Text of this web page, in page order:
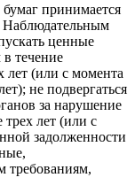
принимается
Наблюдательным
ценные
течение
лет (или с момента
не подвергаться
за нарушение
трех лет (или с
задолженности
требованиям,